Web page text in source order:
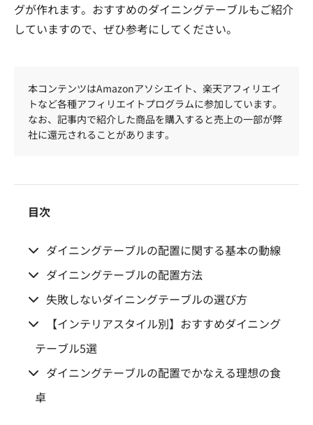
グが作れます。おすすめのダイニングテーブルもご紹介
していますので、ぜひ参考にしてください。
本コンテンツはAmazonアソシエイト、楽天アフィリエイ
トなど各種アフィリエイトプログラムに参加しています。
なお、記事内で紹介した商品を購入すると売上の一部が弊
社に還元されることがあります。
目次
ダイニングテーブルの配置に関する基本の動線
ダイニングテーブルの配置方法
失敗しないダイニングテーブルの選び方
【インテリアスタイル別】おすすめダイニング
テーブル5選
ダイニングテーブルの配置でかなえる理想の食
卓